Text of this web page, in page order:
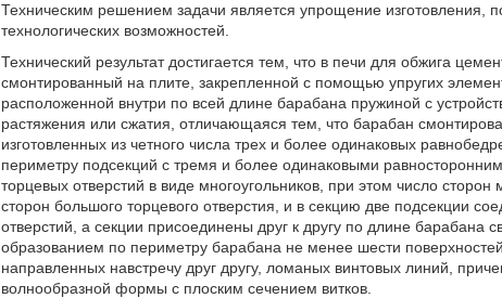
Техническим решением задачи является упрощение изготовления,
технологических возможностей.
Технический результат достигается тем, что в печи для обжига
смонтированный на плите, закрепленной с помощью упругих
расположенной внутри по всей длине барабана пружиной с
растяжения или сжатия, отличающаяся тем, что барабан
изготовленных из четного числа трех и более одинаковых
периметру подсекций с тремя и более одинаковыми
торцевых отверстий в виде многоугольников, при этом число
сторон большого торцевого отверстия, и в секцию две подсекции
отверстий, а секции присоединены друг к другу по длине барабана
образованием по периметру барабана не менее шести
направленных навстречу друг другу, ломаных винтовых линий,
волнообразной формы с плоским сечением витков.